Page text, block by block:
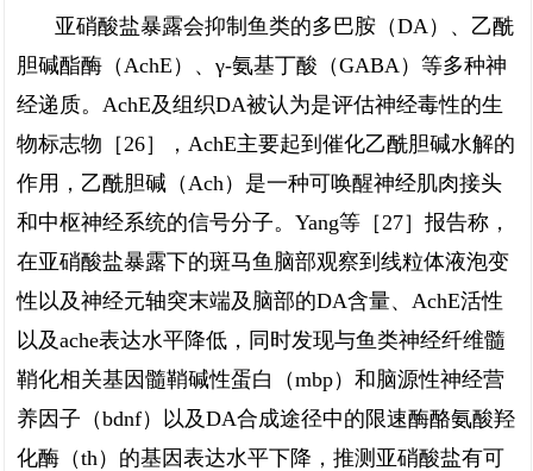
亚硝酸盐暴露会抑制鱼类的多巴胺（DA）、乙酰
胆碱酯酶（AchE）、γ-氨基丁酸（GABA）等多种神
经递质。AchE及组织DA被认为是评估神经毒性的生
物标志物［26］，AchE主要起到催化乙酰胆碱水解的
作用，乙酰胆碱（Ach）是一种可唤醒神经肌肉接头
和中枢神经系统的信号分子。Yang等［27］报告称，
在亚硝酸盐暴露下的斑马鱼脑部观察到线粒体液泡变
性以及神经元轴突末端及脑部的DA含量、AchE活性
以及ache表达水平降低，同时发现与鱼类神经纤维髓
鞘化相关基因髓鞘碱性蛋白（mbp）和脑源性神经营
养因子（bdnf）以及DA合成途径中的限速酶酪氨酸羟
化酶（th）的基因表达水平下降，推测亚硝酸盐有可